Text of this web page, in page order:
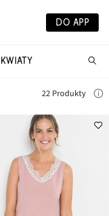
DO APP
22 Produkty